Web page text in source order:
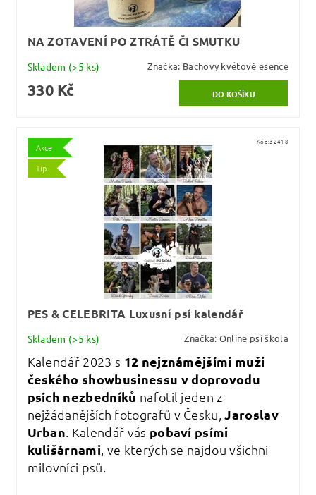
NA ZOTAVENÍ PO ZTRÁTĚ ČI SMUTKU
Skladem (>5 ks) Značka: Bachovy květové esence
330 Kč
Akce
Tip
Kód:32418
PES & CELEBRITA Luxusní psí kalendář
Skladem (>5 ks) Značka: Online psí škola
Kalendář 2023 s 12 nejznámějšími muži
českého showbusinessu v doprovodu
psích nezbedníků nafotil jeden z
nejžádanějších fotografů v Česku,Jaroslav
Urban. Kalendář vás pobaví psími
kulišárnami, ve kterých se najdou všichni
milovníci psů.